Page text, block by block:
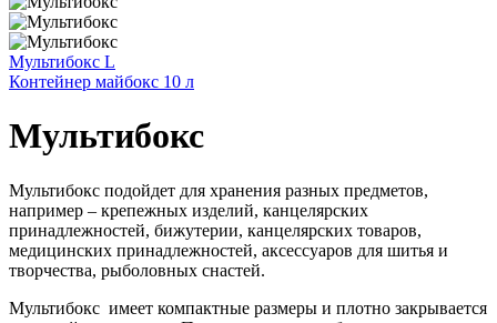
Мультибокс L
Контейнер майбокс 10 л
Мультибокс
Мультибокс подойдет для хранения разных предметов,
например – крепежных изделий, канцелярских
принадлежностей, бижутерии, канцелярских товаров,
медицинских принадлежностей, аксессуаров для шитья и
творчества, рыболовных снастей.
Мультибокс имеет компактные размеры и плотно закрывается